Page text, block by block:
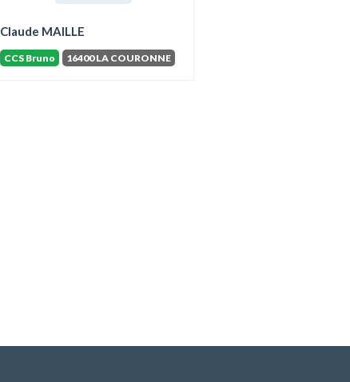
Claude MAILLE
CCS Bruno 16400 LA COURONNE